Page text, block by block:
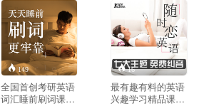
149
全国首创考研英语
词汇睡前刷词课
16
最有趣有料的英语
兴趣学习精品课，